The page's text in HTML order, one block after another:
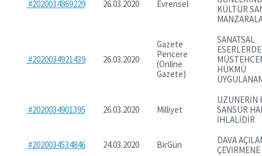
#2020034869229 26.03.2020 Evrensel
KÜLTÜR
#2020034921439 26.03.2020
Gazete
Pencere
(Online
Gazete)
SANATSAL
ESERLERDE
HÜKMÜ
#2020034901395 26.03.2020 Milliyet
UZUNERİN
SANSÜR
İHLALİDİR
#2020034534846 24.03.2020 BirGün
DAVA